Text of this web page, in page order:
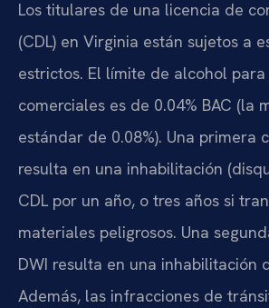
Los titulares de una licencia de
(CDL) en Virginia están sujetos a
estrictos. El límite de alcohol
comerciales es de 0.04% BAC (la
estándar de 0.08%). Una primera
resulta en una inhabilitación
CDL por un año, o tres años si
materiales peligrosos. Una
DWI resulta en una inhabilitación
Además, las infracciones de